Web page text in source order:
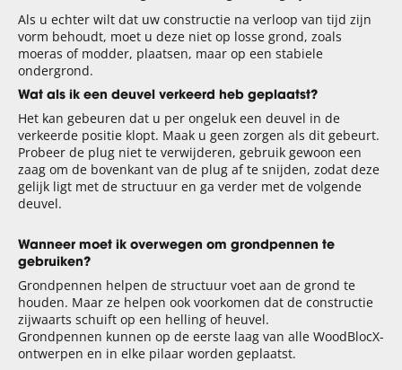
Als u echter wilt dat uw constructie na verloop van tijd zijn
vorm behoudt, moet u deze niet op losse grond, zoals
moeras of modder, plaatsen, maar op een stabiele
ondergrond.
Wat als ik een deuvel verkeerd heb geplaatst?
Het kan gebeuren dat u per ongeluk een deuvel in de
verkeerde positie klopt. Maak u geen zorgen als dit gebeurt.
Probeer de plug niet te verwijderen, gebruik gewoon een
zaag om de bovenkant van de plug af te snijden, zodat deze
gelijk ligt met de structuur en ga verder met de volgende
deuvel.
Wanneer moet ik overwegen om grondpennen te
gebruiken?
Grondpennen helpen de structuur voet aan de grond te
houden. Maar ze helpen ook voorkomen dat de constructie
zijwaarts schuift op een helling of heuvel.
Grondpennen kunnen op de eerste laag van alle WoodBlocX-
ontwerpen en in elke pilaar worden geplaatst.